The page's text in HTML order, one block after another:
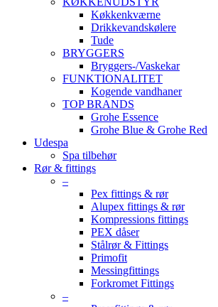
Køkkenkværne
Drikkevandskølere
Tude
BRYGGERS
Bryggers-/Vaskekar
FUNKTIONALITET
Kogende vandhaner
TOP BRANDS
Grohe Essence
Grohe Blue & Grohe Red
Udespa
Spa tilbehør
Rør & fittings
–
Pex fittings & rør
Alupex fittings & rør
Kompressions fittings
PEX dåser
Stålrør & Fittings
Primofit
Messingfittings
Forkromet Fittings
–